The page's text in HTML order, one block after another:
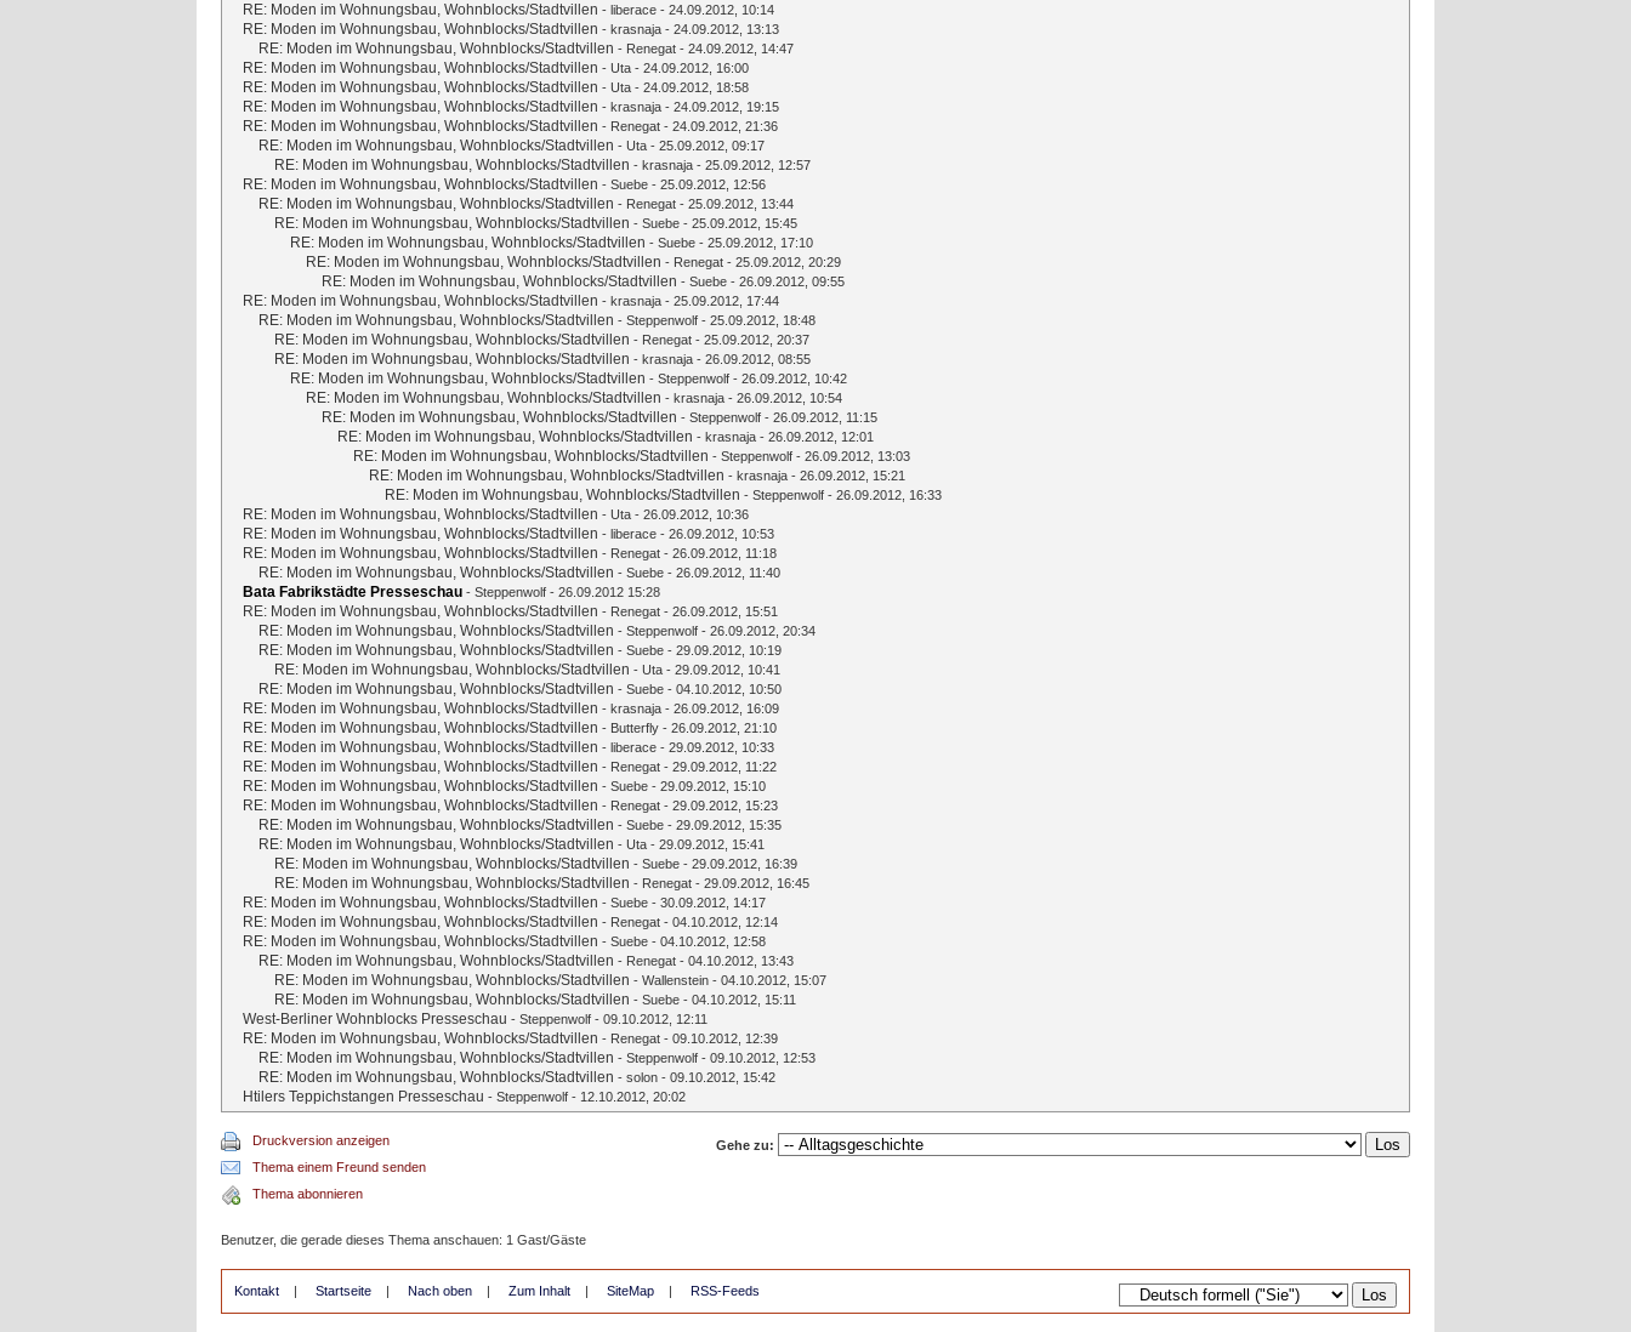
RE: Moden im Wohnungsbau, Wohnblocks/Stadtvillen - liberace - 24.09.2012, 10:14
RE: Moden im Wohnungsbau, Wohnblocks/Stadtvillen - krasnaja - 24.09.2012, 13:13
RE: Moden im Wohnungsbau, Wohnblocks/Stadtvillen - Renegat - 24.09.2012, 14:47
RE: Moden im Wohnungsbau, Wohnblocks/Stadtvillen - Uta - 24.09.2012, 16:00
RE: Moden im Wohnungsbau, Wohnblocks/Stadtvillen - Uta - 24.09.2012, 18:58
RE: Moden im Wohnungsbau, Wohnblocks/Stadtvillen - krasnaja - 24.09.2012, 19:15
RE: Moden im Wohnungsbau, Wohnblocks/Stadtvillen - Renegat - 24.09.2012, 21:36
RE: Moden im Wohnungsbau, Wohnblocks/Stadtvillen - Uta - 25.09.2012, 09:17
RE: Moden im Wohnungsbau, Wohnblocks/Stadtvillen - krasnaja - 25.09.2012, 12:57
RE: Moden im Wohnungsbau, Wohnblocks/Stadtvillen - Suebe - 25.09.2012, 12:56
RE: Moden im Wohnungsbau, Wohnblocks/Stadtvillen - Renegat - 25.09.2012, 13:44
RE: Moden im Wohnungsbau, Wohnblocks/Stadtvillen - Suebe - 25.09.2012, 15:45
RE: Moden im Wohnungsbau, Wohnblocks/Stadtvillen - Suebe - 25.09.2012, 17:10
RE: Moden im Wohnungsbau, Wohnblocks/Stadtvillen - Renegat - 25.09.2012, 20:29
RE: Moden im Wohnungsbau, Wohnblocks/Stadtvillen - Suebe - 26.09.2012, 09:55
RE: Moden im Wohnungsbau, Wohnblocks/Stadtvillen - krasnaja - 25.09.2012, 17:44
RE: Moden im Wohnungsbau, Wohnblocks/Stadtvillen - Steppenwolf - 25.09.2012, 18:48
RE: Moden im Wohnungsbau, Wohnblocks/Stadtvillen - Renegat - 25.09.2012, 20:37
RE: Moden im Wohnungsbau, Wohnblocks/Stadtvillen - krasnaja - 26.09.2012, 08:55
RE: Moden im Wohnungsbau, Wohnblocks/Stadtvillen - Steppenwolf - 26.09.2012, 10:42
RE: Moden im Wohnungsbau, Wohnblocks/Stadtvillen - krasnaja - 26.09.2012, 10:54
RE: Moden im Wohnungsbau, Wohnblocks/Stadtvillen - Steppenwolf - 26.09.2012, 11:15
RE: Moden im Wohnungsbau, Wohnblocks/Stadtvillen - krasnaja - 26.09.2012, 12:01
RE: Moden im Wohnungsbau, Wohnblocks/Stadtvillen - Steppenwolf - 26.09.2012, 13:03
RE: Moden im Wohnungsbau, Wohnblocks/Stadtvillen - krasnaja - 26.09.2012, 15:21
RE: Moden im Wohnungsbau, Wohnblocks/Stadtvillen - Steppenwolf - 26.09.2012, 16:33
RE: Moden im Wohnungsbau, Wohnblocks/Stadtvillen - Uta - 26.09.2012, 10:36
RE: Moden im Wohnungsbau, Wohnblocks/Stadtvillen - liberace - 26.09.2012, 10:53
RE: Moden im Wohnungsbau, Wohnblocks/Stadtvillen - Renegat - 26.09.2012, 11:18
RE: Moden im Wohnungsbau, Wohnblocks/Stadtvillen - Suebe - 26.09.2012, 11:40
Bata Fabrikstädte Presseschau - Steppenwolf - 26.09.2012 15:28
RE: Moden im Wohnungsbau, Wohnblocks/Stadtvillen - Renegat - 26.09.2012, 15:51
RE: Moden im Wohnungsbau, Wohnblocks/Stadtvillen - Steppenwolf - 26.09.2012, 20:34
RE: Moden im Wohnungsbau, Wohnblocks/Stadtvillen - Suebe - 29.09.2012, 10:19
RE: Moden im Wohnungsbau, Wohnblocks/Stadtvillen - Uta - 29.09.2012, 10:41
RE: Moden im Wohnungsbau, Wohnblocks/Stadtvillen - Suebe - 04.10.2012, 10:50
RE: Moden im Wohnungsbau, Wohnblocks/Stadtvillen - krasnaja - 26.09.2012, 16:09
RE: Moden im Wohnungsbau, Wohnblocks/Stadtvillen - Butterfly - 26.09.2012, 21:10
RE: Moden im Wohnungsbau, Wohnblocks/Stadtvillen - liberace - 29.09.2012, 10:33
RE: Moden im Wohnungsbau, Wohnblocks/Stadtvillen - Renegat - 29.09.2012, 11:22
RE: Moden im Wohnungsbau, Wohnblocks/Stadtvillen - Suebe - 29.09.2012, 15:10
RE: Moden im Wohnungsbau, Wohnblocks/Stadtvillen - Renegat - 29.09.2012, 15:23
RE: Moden im Wohnungsbau, Wohnblocks/Stadtvillen - Suebe - 29.09.2012, 15:35
RE: Moden im Wohnungsbau, Wohnblocks/Stadtvillen - Uta - 29.09.2012, 15:41
RE: Moden im Wohnungsbau, Wohnblocks/Stadtvillen - Suebe - 29.09.2012, 16:39
RE: Moden im Wohnungsbau, Wohnblocks/Stadtvillen - Renegat - 29.09.2012, 16:45
RE: Moden im Wohnungsbau, Wohnblocks/Stadtvillen - Suebe - 30.09.2012, 14:17
RE: Moden im Wohnungsbau, Wohnblocks/Stadtvillen - Renegat - 04.10.2012, 12:14
RE: Moden im Wohnungsbau, Wohnblocks/Stadtvillen - Suebe - 04.10.2012, 12:58
RE: Moden im Wohnungsbau, Wohnblocks/Stadtvillen - Renegat - 04.10.2012, 13:43
RE: Moden im Wohnungsbau, Wohnblocks/Stadtvillen - Wallenstein - 04.10.2012, 15:07
RE: Moden im Wohnungsbau, Wohnblocks/Stadtvillen - Suebe - 04.10.2012, 15:11
West-Berliner Wohnblocks Presseschau - Steppenwolf - 09.10.2012, 12:11
RE: Moden im Wohnungsbau, Wohnblocks/Stadtvillen - Renegat - 09.10.2012, 12:39
RE: Moden im Wohnungsbau, Wohnblocks/Stadtvillen - Steppenwolf - 09.10.2012, 12:53
RE: Moden im Wohnungsbau, Wohnblocks/Stadtvillen - solon - 09.10.2012, 15:42
Htilers Teppichstangen Presseschau - Steppenwolf - 12.10.2012, 20:02
Druckversion anzeigen
Thema einem Freund senden
Thema abonnieren
Gehe zu:
Benutzer, die gerade dieses Thema anschauen: 1 Gast/Gäste
Kontakt | Startseite | Nach oben | Zum Inhalt | SiteMap | RSS-Feeds